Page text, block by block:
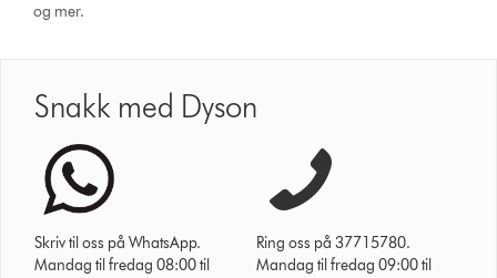
og mer.
Snakk med Dyson
Skriv til oss på WhatsApp.
Mandag til fredag 08:00 til
Ring oss på 37715780.
Mandag til fredag 09:00 til